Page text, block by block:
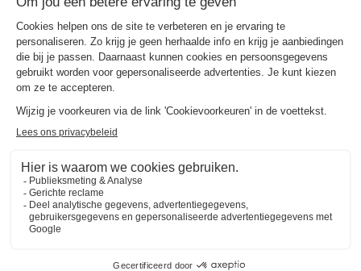
de omgeving uit om kennis te maken met de Beierse keuken en
regionale specialiteiten.
Omgeving Landal Arber
De omgeving van Landal Arber biedt talrijke mogelijkheden
voor uitstapjes en activiteiten. Het Nationaal Park Beierse Woud
betovert met afwisselende wandelroutes en indrukwekkende
populair wintersportgebied. Het nabijgelegen skigebied Großer
Arber behoort tot de grootste skigebieden buiten de Alpen en
biedt afwisselende pistes en moderne skiliften. Ook de
charmante plaatsjes in de regio nodigen met hun Beierse